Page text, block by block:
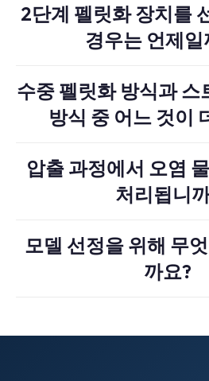
활용 소재 및 직접 압출에 적합하
일부 필름 소재가 있습니다.
2단계 펠릿화 장치를
경우는 언제일
높거나, 또는 프로젝트에서 더 나은
한 펠릿 생산이 요구되는 경우에
수중 펠릿화 방식과 스
방식 중 어느 것이
는 펠릿 표면 상태에 따라 달라집
료와 목표 생산량을 검토한 후 펠
압출 과정에서 오염
처리됩니
거합니다. 더욱 까다로운 원료의
척, 건조 및 강화된 여과 설비가 필
모델 선정을 위해 무
까요?